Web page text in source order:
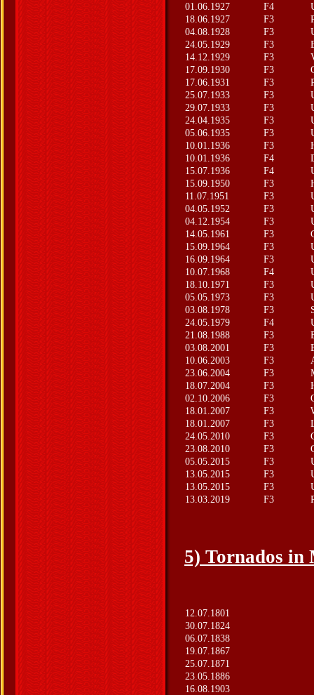
01.06.1927
F4
18.06.1927
F3
04.08.1928
F3
24.05.1929
F3
14.12.1929
F3
17.09.1930
F3
17.06.1931
F3
25.07.1933
F3
29.07.1933
F3
24.04.1935
F3
05.06.1935
F3
10.01.1936
F3
10.01.1936
F4
15.07.1936
F4
15.09.1950
F3
11.07.1951
F3
04.05.1952
F3
04.12.1954
F3
14.05.1961
F3
15.09.1964
F3
16.09.1964
F3
10.07.1968
F4
18.10.1971
F3
05.05.1973
F3
03.08.1978
F3
24.05.1979
F4
21.08.1988
F3
03.08.2001
F3
10.06.2003
F3
23.06.2004
F3
18.07.2004
F3
02.10.2006
F3
18.01.2007
F3
18.01.2007
F3
24.05.2010
F3
23.08.2010
F3
05.05.2015
F3
13.05.2015
F3
13.05.2015
F3
13.03.2019
F3
5) Tornados in
12.07.1801
30.07.1824
06.07.1838
19.07.1867
25.07.1871
23.05.1886
16.08.1903